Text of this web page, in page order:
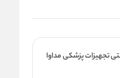
تجهیزات پزشکی مداوا